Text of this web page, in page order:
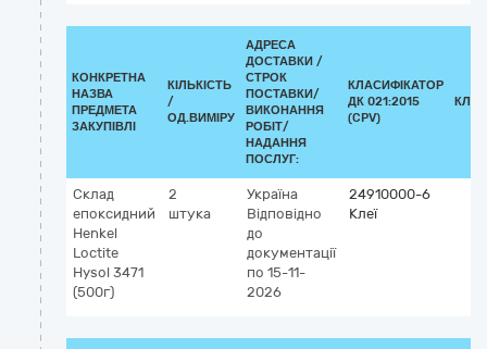
КОНКРЕТНА
НАЗВА
ПРЕДМЕТА
ЗАКУПІВЛІ
КІЛЬКІСТЬ
/
ОД.ВИМІРУ
АДРЕСА
ДОСТАВКИ /
СТРОК
ПОСТАВКИ/
ВИКОНАННЯ
РОБІТ/
НАДАННЯ
ПОСЛУГ:
КЛАСИФІКАТОР
ДК 021:2015
(CPV)
Склад
епоксидний
Henkel
Loctite
Hysol 3471
(500г)
2
штука
Україна
Відповідно
до
документації
по 15-11-
2026
24910000-6
Клеї